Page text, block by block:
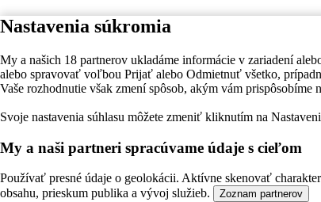
Nastavenia súkromia
My a našich 18 partnerov ukladáme informácie v zariadení
alebo spravovať voľbou Prijať alebo Odmietnuť všetko,
Vaše rozhodnutie však zmení spôsob, akým vám prispôsobíme
Svoje nastavenia súhlasu môžete zmeniť kliknutím na
My a naši partneri spracúvame údaje s cieľom
Používať presné údaje o geolokácii. Aktívne skenovať
obsahu, prieskum publika a vývoj služieb.
Zoznam partnerov